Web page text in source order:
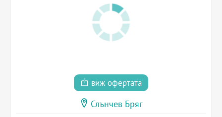
виж офертата
Слънчев Бряг